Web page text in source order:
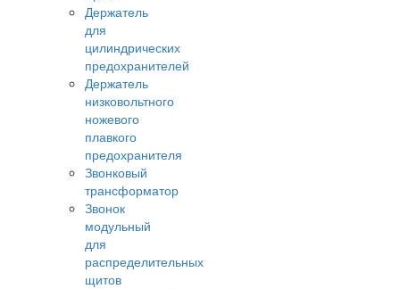
Держатель
для
цилиндрических
предохранителей
Держатель
низковольтного
ножевого
плавкого
предохранителя
Звонковый
трансформатор
Звонок
модульный
для
распределительных
щитов